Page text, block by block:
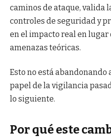
caminos de ataque, valida
controles de seguridad y
en el impacto real en lugar
amenazas teóricas.
Esto no está abandonando
papel de la vigilancia
lo siguiente.
Por qué este